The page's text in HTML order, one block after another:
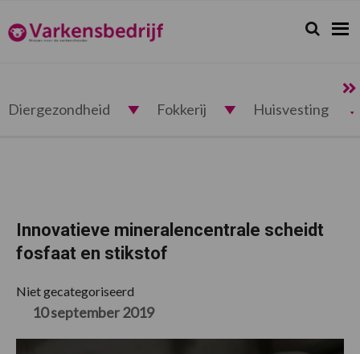
de
hoofdnavigatie
de
hoofd
de
eerste
de
voettekst
Varkensbedrijf.nl Zoeken...
Zoek
Diergezondheid Fokkerij Huisvesting
Innovatieve mineralencentrale scheidt
fosfaat en stikstof
Niet gecategoriseerd
10 september 2019